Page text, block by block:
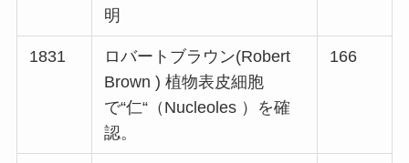
明
1831
ロバートブラウン(Robert
Brown ) 植物表皮細胞
で“仁“（Nucleoles ）を確
認。
166